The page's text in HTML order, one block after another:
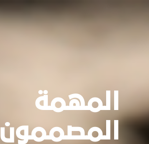
المهمة
المصممون